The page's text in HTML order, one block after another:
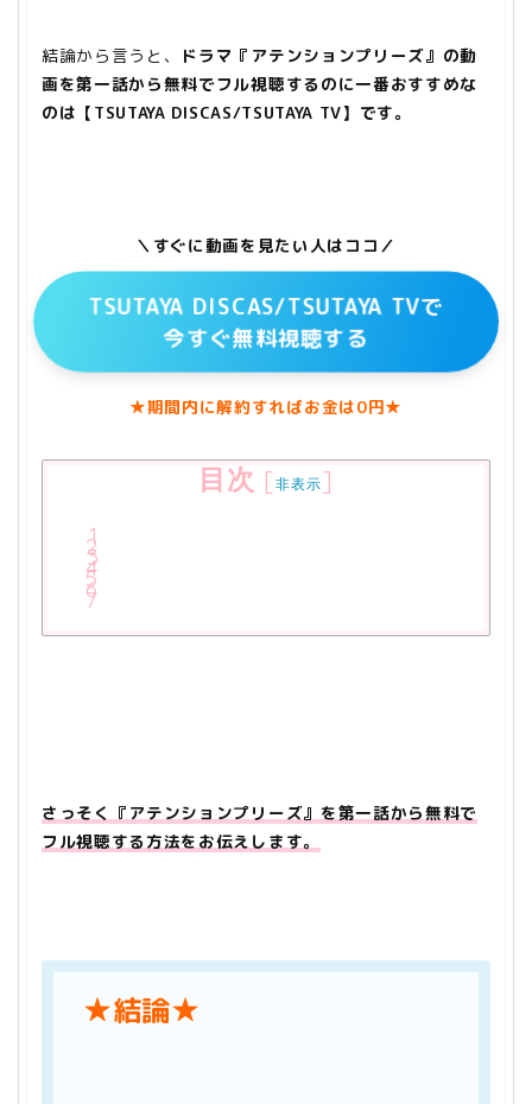
結論から言うと、
ドラマ『アテンションプリーズ』の動
画を第一話から無料でフル視聴するのに一番おすすめな
のは【TSUTAYA DISCAS/TSUTAYA TV】です。
＼すぐに動画を見たい人はココ／
TSUTAYA DISCAS/TSUTAYA TVで
今すぐ無料視聴する
★期間内に解約すればお金は0円★
目次 [非表示]
さっそく『アテンションプリーズ』を第一話から無料で
フル視聴する方法をお伝えします。
★結論★